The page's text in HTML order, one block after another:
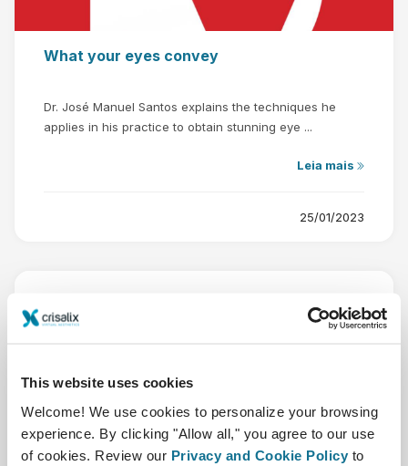
This website uses cookies
Welcome! We use cookies to personalize your browsing
experience. By clicking "Allow all," you agree to our use
of cookies. Review our Privacy and Cookie Policy to
What your eyes convey
Dr. José Manuel Santos explains the techniques he
applies in his practice to obtain stunning eye ...
Leia mais
25/01/2023
Plastic surgeon G. Papeckys: "Innovative